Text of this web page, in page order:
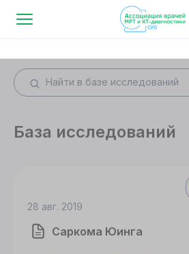
База исследований
28 авг. 2019
Саркома Юинга